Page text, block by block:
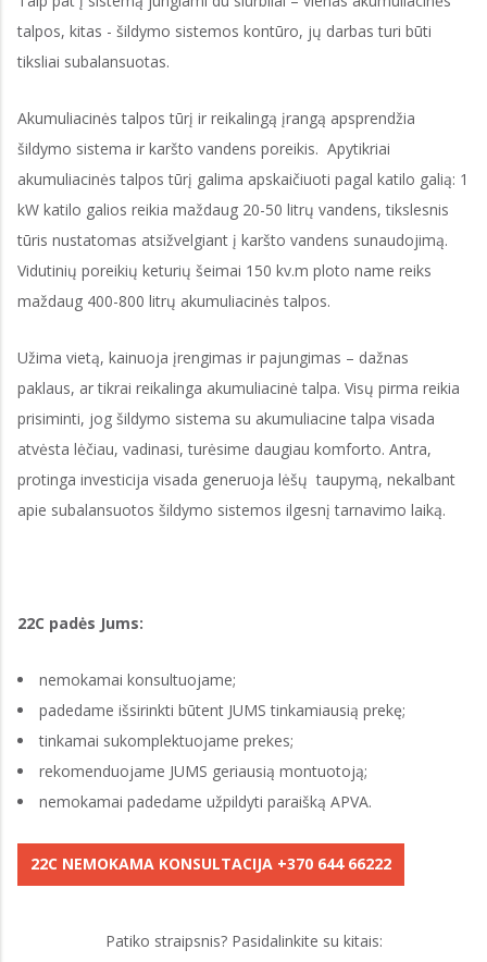
talpos, kitas - šildymo sistemos kontūro, jų darbas turi būti
tiksliai subalansuotas.
Akumuliacinės talpos tūrį ir reikalingą įrangą apsprendžia
šildymo sistema ir karšto vandens poreikis. Apytikriai
akumuliacinės talpos tūrį galima apskaičiuoti pagal katilo galią: 1
kW katilo galios reikia maždaug 20-50 litrų vandens, tikslesnis
tūris nustatomas atsižvelgiant į karšto vandens sunaudojimą.
Vidutinių poreikių keturių šeimai 150 kv.m ploto name reiks
maždaug 400-800 litrų akumuliacinės talpos.
Užima vietą, kainuoja įrengimas ir pajungimas – dažnas
paklaus, ar tikrai reikalinga akumuliacinė talpa. Visų pirma reikia
prisiminti, jog šildymo sistema su akumuliacine talpa visada
atvėsta lėčiau, vadinasi, turėsime daugiau komforto. Antra,
protinga investicija visada generuoja lėšų taupymą, nekalbant
apie subalansuotos šildymo sistemos ilgesnį tarnavimo laiką.
22C padės Jums:
nemokamai konsultuojame;
padedame išsirinkti būtent JUMS tinkamiausią prekę;
tinkamai sukomplektuojame prekes;
rekomenduojame JUMS geriausią montuotoją;
nemokamai padedame užpildyti paraišką APVA.
22C NEMOKAMA KONSULTACIJA +370 644 66222
Patiko straipsnis? Pasidalinkite su kitais: